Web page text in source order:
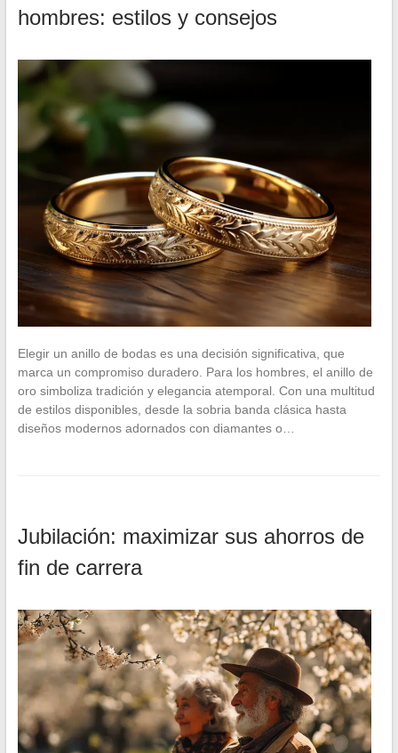
hombres: estilos y consejos
Elegir un anillo de bodas es una decisión significativa, que
marca un compromiso duradero. Para los hombres, el anillo de
oro simboliza tradición y elegancia atemporal. Con una multitud
de estilos disponibles, desde la sobria banda clásica hasta
diseños modernos adornados con diamantes o…
Jubilación: maximizar sus ahorros de
fin de carrera